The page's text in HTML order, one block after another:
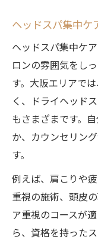
ヘッドスパ集中ケ
ヘッドスパ集中ケ
ロンの雰囲気をし
す。大阪エリアで
く、ドライヘッド
もさまざまです。
か、カウンセリン
す。
例えば、肩こりや
重視の施術、頭皮
ア重視のコースが
ら、資格を持った